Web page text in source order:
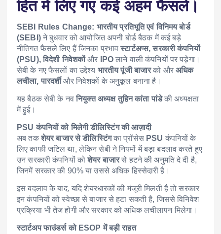
हित में लिए गए कई अहम फैसले।
SEBI Rules Change: भारतीय प्रतिभूति एवं विनिमय बोर्ड
(SEBI)ने बुधवार को आयोजित अपनी बोर्ड बैठक में कई बड़े
नीतिगत फैसले लिए हैं जिनका प्रभावस्टार्टअप्स, सरकारी कंपनियों
(PSU), विदेशी निवेशकोंऔर IPO लाने वाली कंपनियों पर पड़ेगा।
सेबी के नए फैसलों का उद्देश्य भारतीय पूंजी बाजारको औरअधिक
लचीला, पारदर्शीऔर निवेशकों के अनुकूल बनाना है।
यह बैठक सेबी के नवनियुक्त अध्यक्ष तुहिन कांता पांडेकी अध्यक्षता
में हुई।
PSU कंपनियों को मिलेगी डीलिस्टिंग की आज़ादी
अब तकशेयर बाजार से डीलिस्टिंगका प्रॉसेस PSU कंपनियों के
लिए काफी जटिल था, लेकिन सेबी ने नियमों में बड़ा बदलाव करते हुए
उन सरकारी कंपनियों कोशेयर बाजारसे हटने की अनुमति दे दी है,
जिनमें सरकार की 90% या उससे अधिक हिस्सेदारी है।
इस बदलाव के बाद, यदि शेयरधारकों की मंजूरी मिलती है तो सरकार
इन कंपनियों को स्वेच्छा से बाजार से हटा सकती है, जिससे विनिवेश
प्रक्रिया भी तेज होगी और सरकार को अधिक लचीलापन मिलेगा।
स्टार्टअप फाउंडर्स को ESOP में बड़ी राहत